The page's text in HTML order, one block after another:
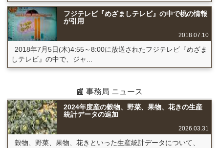
フジテレビ『めざましテレビ』の中で桃の情報
が引用
2018.07.10
2018年7月5日(木)4:55～8:00に放送されたフジテレビ『めざま
しテレビ』の中で、ジャ...
📰 事務局 ニュース
2024年度産の穀物、野菜、果物、花きの生産
統計データの追加
2026.03.31
穀物、野菜、果物、花きといった生産統計データについて、